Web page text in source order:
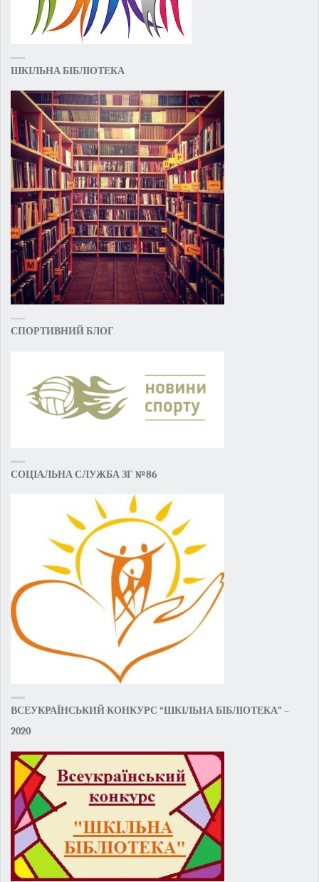
ШКІЛЬНА БІБЛІОТЕКА
СПОРТИВНИЙ БЛОГ
СОЦІАЛЬНА СЛУЖБА ЗГ №86
ВСЕУКРАЇНСЬКИЙ КОНКУРС “ШКІЛЬНА БІБЛІОТЕКА” –
2020